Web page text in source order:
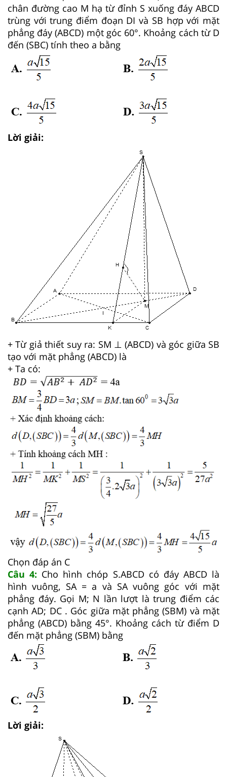
chân đường cao M hạ từ đỉnh S xuống đáy ABCD
trùng với trung điểm đoạn DI và SB hợp với mặt
phẳng đáy (ABCD) một góc 60°. Khoảng cách từ D
đến (SBC) tính theo a bằng
Lời giải:
+ Từ giả thiết suy ra: SM ⊥ (ABCD) và góc giữa SB
tạo với mặt phẳng (ABCD) là
+ Ta có:
Chọn đáp án C
Câu 4: Cho hình chóp S.ABCD có đáy ABCD là
hình vuông, SA = a và SA vuông góc với mặt
phẳng đáy. Gọi M; N lần lượt là trung điểm các
cạnh AD; DC . Góc giữa mặt phẳng (SBM) và mặt
phẳng (ABCD) bằng 45°. Khoảng cách từ điểm D
đến mặt phẳng (SBM) bằng
Lời giải: